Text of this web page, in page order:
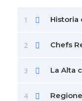
1 Historia
2 Chefs
3 La Alta
4